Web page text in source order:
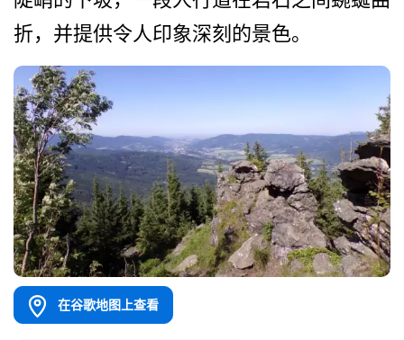
折，并提供令人印象深刻的­景色。
在谷歌地图上查看